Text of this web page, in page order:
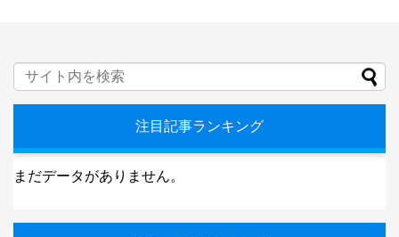
注目記事ランキング
まだデータがありません。